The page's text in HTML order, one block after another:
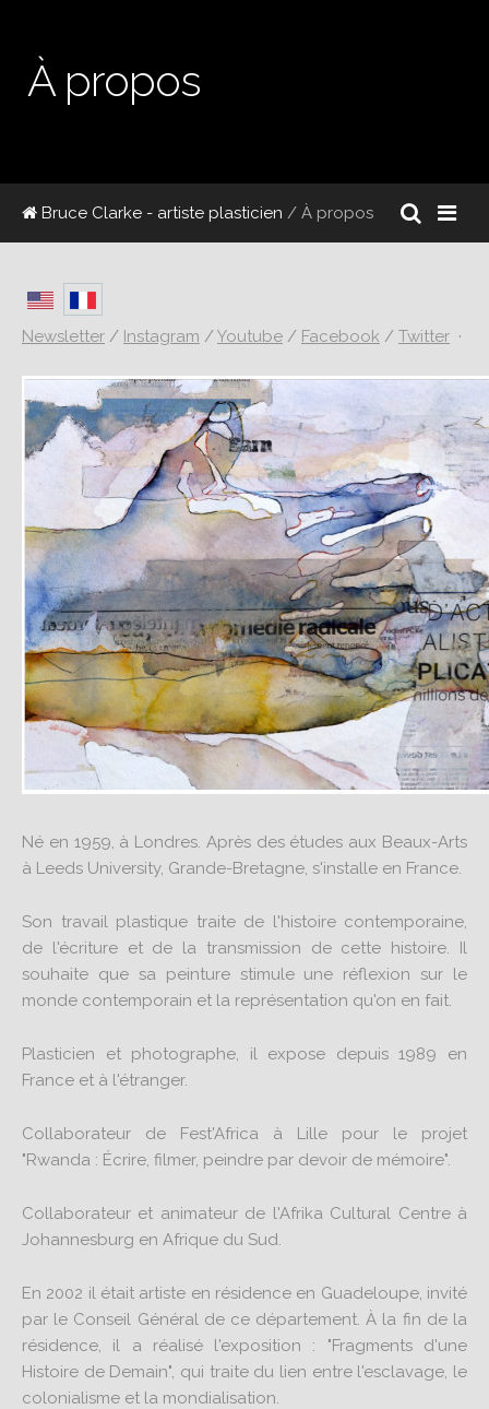
À propos
Bruce Clarke - artiste plasticien / À propos
Newsletter / Instagram /Youtube / Facebook / Twitter ·
Né en 1959, à Londres. Après des études aux Beaux-Arts
à Leeds University, Grande-Bretagne, s'installe en France.
Son travail plastique traite de l'histoire contemporaine,
de l'écriture et de la transmission de cette histoire. Il
souhaite que sa peinture stimule une réflexion sur le
monde contemporain et la représentation qu'on en fait.
Plasticien et photographe, il expose depuis 1989 en
France et à l'étranger.
Collaborateur de Fest'Africa à Lille pour le projet
"Rwanda : Écrire, filmer, peindre par devoir de mémoire".
Collaborateur et animateur de l'Afrika Cultural Centre à
Johannesburg en Afrique du Sud.
En 2002 il était artiste en résidence en Guadeloupe, invité
par le Conseil Général de ce département. À la fin de la
résidence, il a réalisé l'exposition : "Fragments d'une
Histoire de Demain", qui traite du lien entre l'esclavage, le
colonialisme et la mondialisation.